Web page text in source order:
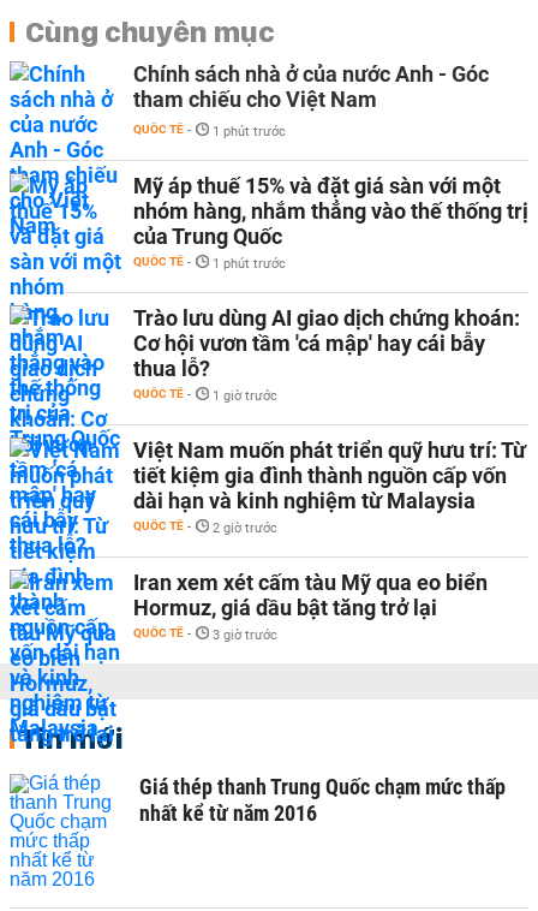
Cùng chuyên mục
Chính sách nhà ở của nước Anh - Góc
tham chiếu cho Việt Nam
QUỐC TẾ - 1 phút trước
Mỹ áp thuế 15% và đặt giá sàn với một
nhóm hàng, nhắm thẳng vào thế thống trị
của Trung Quốc
QUỐC TẾ - 1 phút trước
Trào lưu dùng AI giao dịch chứng khoán:
Cơ hội vươn tầm 'cá mập' hay cái bẫy
thua lỗ?
QUỐC TẾ - 1 giờ trước
Việt Nam muốn phát triển quỹ hưu trí: Từ
tiết kiệm gia đình thành nguồn cấp vốn
dài hạn và kinh nghiệm từ Malaysia
QUỐC TẾ - 2 giờ trước
Iran xem xét cấm tàu Mỹ qua eo biển
Hormuz, giá dầu bật tăng trở lại
QUỐC TẾ - 3 giờ trước
Tin mới
Giá thép thanh Trung Quốc chạm mức thấp
nhất kể từ năm 2016